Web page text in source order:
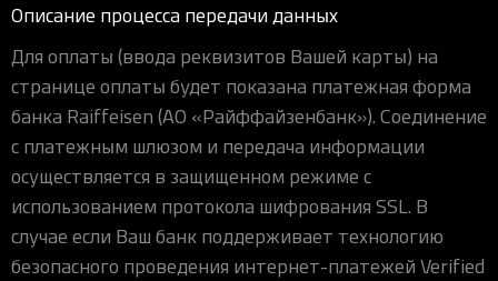
Описание процесса передачи данных
Для оплаты (ввода реквизитов Вашей карты) на
странице оплаты будет показана платежная форма
банка Raiffeisen (АО «Райффайзенбанк»). Соединение
с платежным шлюзом и передача информации
осуществляется в защищенном режиме с
использованием протокола шифрования SSL. В
случае если Ваш банк поддерживает технологию
безопасного проведения интернет-платежей Verified